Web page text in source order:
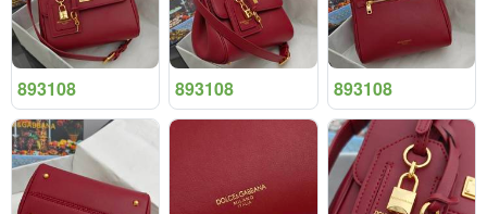
893108 893108 893108